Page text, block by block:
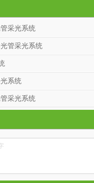
采光系统
管采光系统
系统
采光系统